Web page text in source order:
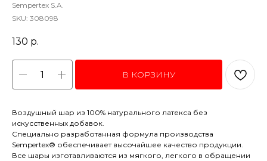
Sempertex S.A.
SKU: 308098
130 р.
В КОРЗИНУ
Воздушный шар из 100% натурального латекса без
искусственных добавок.
Специально разработанная формула производства
Sempertex® обеспечивает высочайшее качество продукции.
Все шары изготавливаются из мягкого, легкого в обращении